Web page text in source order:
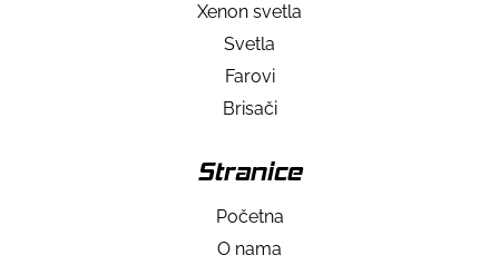
Xenon svetla
Svetla
Farovi
Brisači
Stranice
Početna
O nama